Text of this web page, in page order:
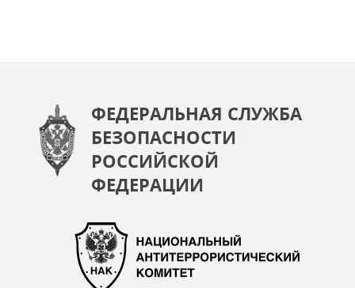
ФЕДЕРАЛЬНАЯ СЛУЖБА
БЕЗОПАСНОСТИ
РОССИЙСКОЙ
ФЕДЕРАЦИИ